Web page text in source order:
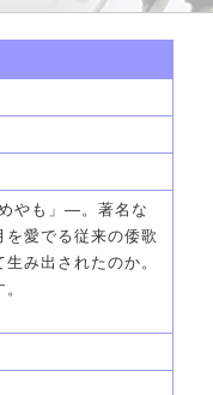
やも」―。著名な
を愛でる従来の倭歌
み出されたのか。